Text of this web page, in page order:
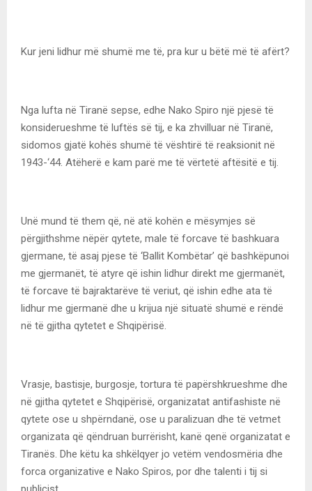
Kur jeni lidhur më shumë me të, pra kur u bëtë më të afërt?
Nga lufta në Tiranë sepse, edhe Nako Spiro një pjesë të
konsiderueshme të luftës së tij, e ka zhvilluar në Tiranë,
sidomos gjatë kohës shumë të vështirë të reaksionit në
1943-‘44. Atëherë e kam parë me të vërtetë aftësitë e tij.
Unë mund të them që, në atë kohën e mësymjes së
përgjithshme nëpër qytete, male të forcave të bashkuara
gjermane, të asaj pjese të ‘Ballit Kombëtar’ që bashkëpunoi
me gjermanët, të atyre që ishin lidhur direkt me gjermanët,
të forcave të bajraktarëve të veriut, që ishin edhe ata të
lidhur me gjermanë dhe u krijua një situatë shumë e rëndë
në të gjitha qytetet e Shqipërisë.
Vrasje, bastisje, burgosje, tortura të papërshkrueshme dhe
në gjitha qytetet e Shqipërisë, organizatat antifashiste në
qytete ose u shpërndanë, ose u paralizuan dhe të vetmet
organizata që qëndruan burrërisht, kanë qenë organizatat e
Tiranës. Dhe këtu ka shkëlqyer jo vetëm vendosmëria dhe
forca organizative e Nako Spiros, por dhe talenti i tij si